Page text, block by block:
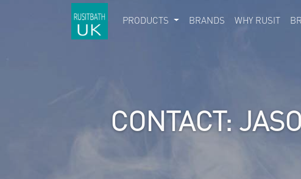
PRODUCTS BRANDS WHY RUSIT
CONTACT: